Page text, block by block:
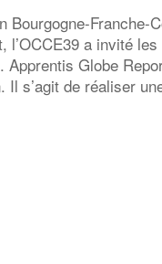
Franche-
l’OCCE39 a invité
Globe
s’agit de réaliser